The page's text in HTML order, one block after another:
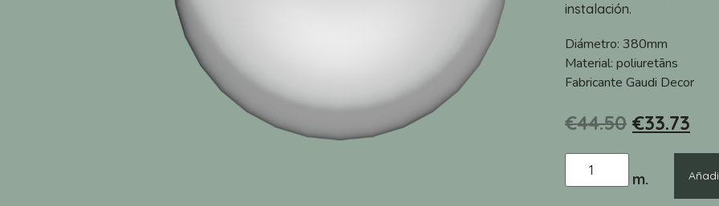
instalación.
Diámetro: 380mm
Material: poliuretāns
Fabricante Gaudi Decor
€44.50 €33.73